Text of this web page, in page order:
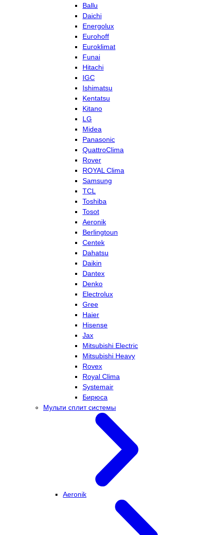
Ballu
Daichi
Energolux
Eurohoff
Euroklimat
Funai
Hitachi
IGC
Ishimatsu
Kentatsu
Kitano
LG
Midea
Panasonic
QuattroClima
Rover
ROYAL Clima
Samsung
TCL
Toshiba
Tosot
Aeronik
Berlingtoun
Centek
Dahatsu
Daikin
Dantex
Denko
Electrolux
Gree
Haier
Hisense
Jax
Mitsubishi Electric
Mitsubishi Heavy
Rovex
Royal Clima
Systemair
Бирюса
Мульти сплит системы
Aeronik